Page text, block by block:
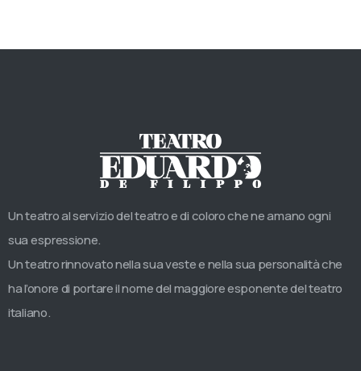
Un teatro al servizio del teatro e di coloro che ne amano ogni
sua espressione.
Un teatro rinnovato nella sua veste e nella sua personalità che
ha l’onore di portare il nome del maggiore esponente del teatro
italiano.